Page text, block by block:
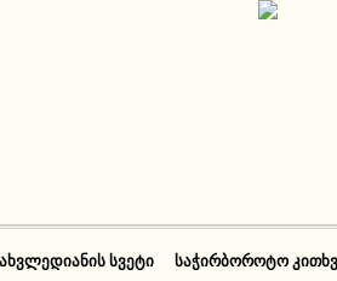
ᲡᲕᲔᲢᲘ ᲡᲐᲭᲘᲠᲑᲝᲠᲝᲢᲝ